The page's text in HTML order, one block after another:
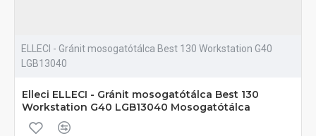
ELLECI - Gránit mosogatótálca Best 130 Workstation G40
LGB13040
Elleci ELLECI - Gránit mosogatótálca Best 130
Workstation G40 LGB13040 Mosogatótálca